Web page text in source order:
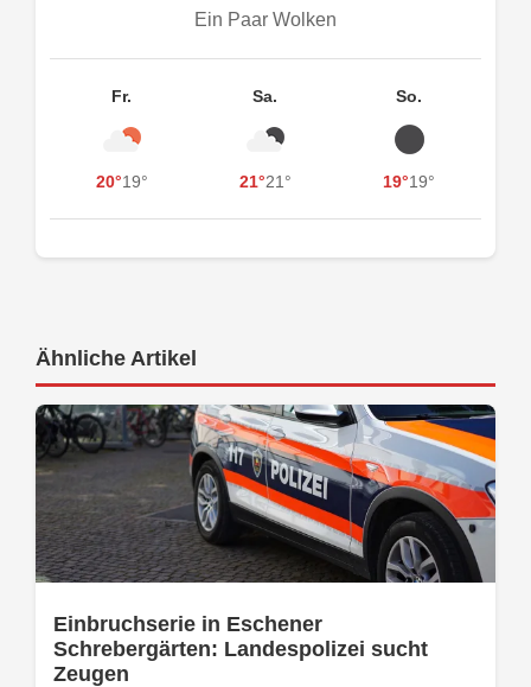
Ein Paar Wolken
Fr.
20°19°
Sa.
21°21°
So.
19°19°
Ähnliche Artikel
Einbruchserie in Eschener
Schrebergärten: Landespolizei sucht
Zeugen